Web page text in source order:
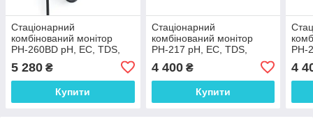
Стаціонарний
комбінований монітор
РН-260BD pH, EC, TDS,
Temp- метр для акваріума
(Bluetooth)
5 280 ₴
Купити
Стаціонарний
комбінований монітор
РН-217 pH, EC, TDS,
акваріума
4 400₴
Купити
РН-
4